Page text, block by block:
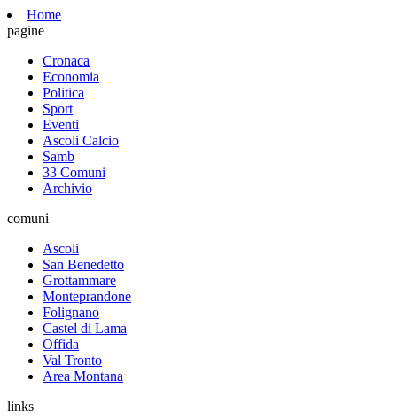
Home
pagine
Cronaca
Economia
Politica
Sport
Eventi
Ascoli Calcio
Samb
33 Comuni
Archivio
comuni
Ascoli
San Benedetto
Grottammare
Monteprandone
Folignano
Castel di Lama
Offida
Val Tronto
Area Montana
links